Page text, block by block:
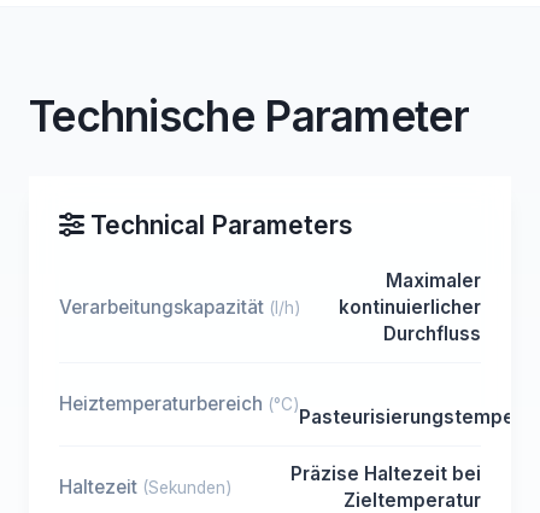
Technische Parameter
Technical Parameters
Verarbeitungskapazität (l/h)
Maximaler
kontinuierlicher
Durchfluss
Heiztemperaturbereich (°C)
Haltezeit (Sekunden)
Präzise Haltezeit bei
Zieltemperatur